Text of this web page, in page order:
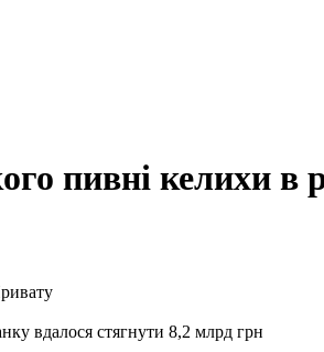
пивні келихи в
вдалося стягнути 8,2 млрд грн